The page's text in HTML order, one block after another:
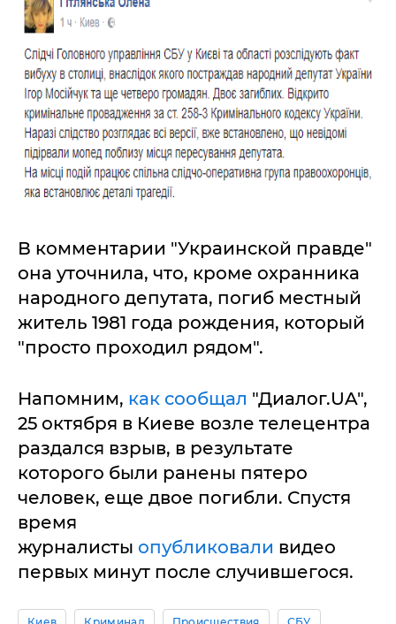
В комментарии "Украинской правде"
она уточнила, что, кроме охранника
народного депутата, погиб местный
житель 1981 года рождения, который
"просто проходил рядом".
Напомним, как сообщал "Диалог.UA",
25 октября в Киеве возле телецентра
раздался взрыв, в результате
которого были ранены пятеро
человек, еще двое погибли. Спустя
время
журналисты опубликовали видео
первых минут после случившегося.